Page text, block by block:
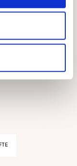
BIANCO
und raffinierte
bereits bei der ersten
Weißem Moschus